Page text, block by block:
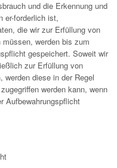
und die Erkennung und
er-forderlich ist,
die wir zur Erfüllung von
werden bis zum
gespeichert. Soweit wir
zur Erfüllung von
werden diese in der Regel
werden kann, wenn
Aufbewahrungspflicht